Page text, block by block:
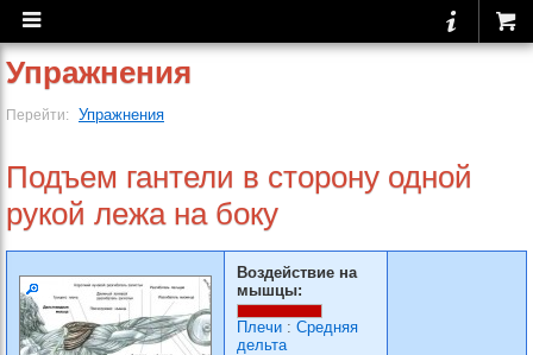
Упражнения
Перейти: Упражнения
Подъем гантели в сторону одной
рукой лежа на боку
Воздействие на
мышцы:
Плечи : Средняя
дельта